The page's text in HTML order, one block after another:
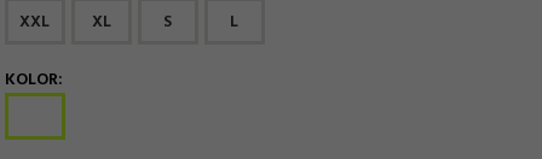
XXL
XL S L
KOLOR: